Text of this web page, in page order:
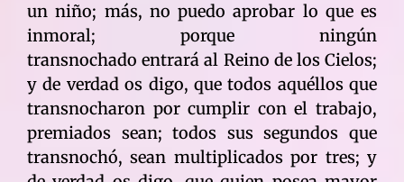
un niño; más, no puedo aprobar lo que es
inmoral; porque ningún
transnochado entrará al Reino de los Cielos;
y de verdad os digo, que todos aquéllos que
transnocharon por cumplir con el trabajo,
premiados sean; todos sus segundos que
transnochó, sean multiplicados por tres; y